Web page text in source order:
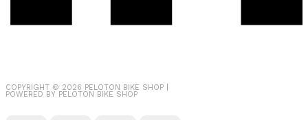
COPYRIGHT © 2026 PELOTON BIKE SHOP
POWERED BY PELOTON BIKE SHOP